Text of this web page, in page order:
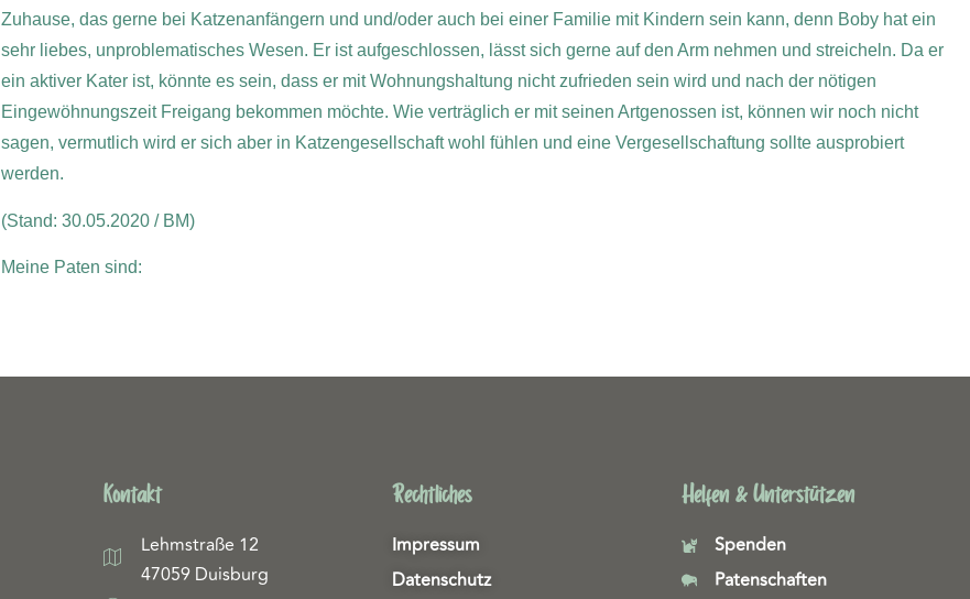
Zuhause, das gerne bei Katzenanfängern und und/oder auch bei einer Familie mit Kindern sein kann, denn Boby hat ein
sehr liebes, unproblematisches Wesen. Er ist aufgeschlossen, lässt sich gerne auf den Arm nehmen und streicheln. Da er
ein aktiver Kater ist, könnte es sein, dass er mit Wohnungshaltung nicht zufrieden sein wird und nach der nötigen
Eingewöhnungszeit Freigang bekommen möchte. Wie verträglich er mit seinen Artgenossen ist, können wir noch nicht
sagen, vermutlich wird er sich aber in Katzengesellschaft wohl fühlen und eine Vergesellschaftung sollte ausprobiert
werden.
(Stand: 30.05.2020 / BM)
Meine Paten sind:
Kontakt
Lehmstraße 12
47059 Duisburg
Rechtliches
Impressum
Datenschutz
Helfen & Unterstützen
Spenden
Patenschaften